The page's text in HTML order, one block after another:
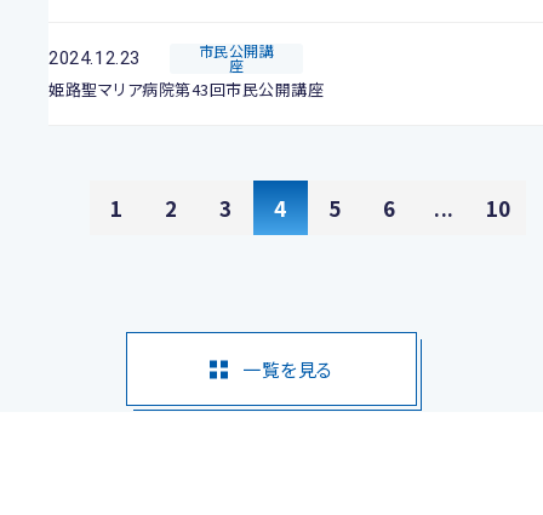
2024.12.23 市民公開講
座
姫路聖マリア病院第43回市民公開講座
1 2 3 4 5 6 ... 10
一覧を見る